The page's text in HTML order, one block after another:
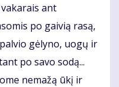
ant
po gaivią rasą,
gėlyno, uogų ir
po savo sodą...
nemažą ūkį ir